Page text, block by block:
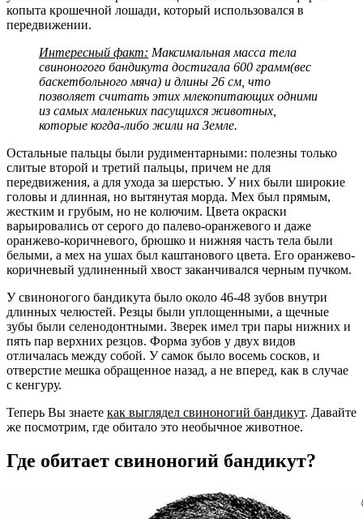
копыта крошечной лошади, который использовался в
передвижении.
Интересный факт: Максимальная масса тела
свиноногого бандикута достигала 600 грамм(вес
баскетбольного мяча) и длины 26 см, что
позволяет считать этих млекопитающих одними
из самых маленьких пасущихся животных,
которые когда-либо жили на Земле.
Остальные пальцы были рудиментарными: полезны только
слитые второй и третий пальцы, причем не для
передвижения, а для ухода за шерстью. У них были широкие
головы и длинная, но вытянутая морда. Мех был прямым,
жестким и грубым, но не колючим. Цвета окраски
варьировались от серого до палево-оранжевого и даже
оранжево-коричневого, брюшко и нижняя часть тела были
белыми, а мех на ушах был каштанового цвета. Его оранжево-
коричневый удлиненный хвост заканчивался черным пучком.
У свиноногого бандикута было около 46-48 зубов внутри
длинных челюстей. Резцы были уплощенными, а щечные
зубы были селенодонтными. Зверек имел три пары нижних и
пять пар верхних резцов. Форма зубов у двух видов
отличалась между собой. У самок было восемь сосков, и
отверстие мешка обращенное назад, а не вперед, как в случае
с кенгуру.
Теперь Вы знаете как выглядел свиноногий бандикут. Давайте
же посмотрим, где обитало это необычное животное.
Где обитает свиноногий бандикут?